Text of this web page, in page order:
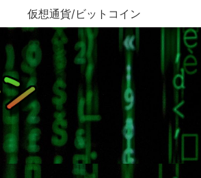
仮想通貨/ビットコイン